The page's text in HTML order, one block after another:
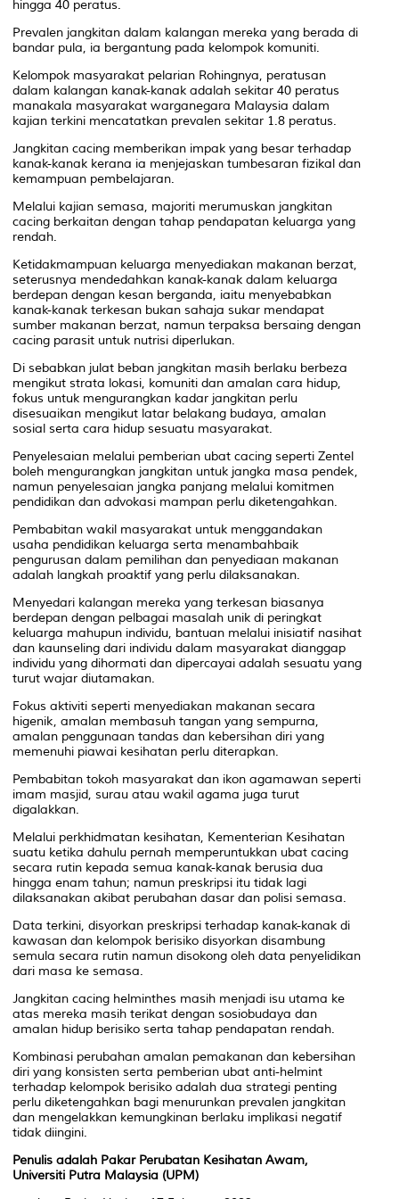
hingga 40 peratus.
Prevalen jangkitan dalam kalangan mereka yang berada di
bandar pula, ia bergantung pada kelompok komuniti.
Kelompok masyarakat pelarian Rohingnya, peratusan
dalam kalangan kanak-kanak adalah sekitar 40 peratus
manakala masyarakat warganegara Malaysia dalam
kajian terkini mencatatkan prevalen sekitar 1.8 peratus.
Jangkitan cacing memberikan impak yang besar terhadap
kanak-kanak kerana ia menjejaskan tumbesaran fizikal dan
kemampuan pembelajaran.
Melalui kajian semasa, majoriti merumuskan jangkitan
cacing berkaitan dengan tahap pendapatan keluarga yang
rendah.
Ketidakmampuan keluarga menyediakan makanan berzat,
seterusnya mendedahkan kanak-kanak dalam keluarga
berdepan dengan kesan berganda, iaitu menyebabkan
kanak-kanak terkesan bukan sahaja sukar mendapat
sumber makanan berzat, namun terpaksa bersaing dengan
cacing parasit untuk nutrisi diperlukan.
Di sebabkan julat beban jangkitan masih berlaku berbeza
mengikut strata lokasi, komuniti dan amalan cara hidup,
fokus untuk mengurangkan kadar jangkitan perlu
disesuaikan mengikut latar belakang budaya, amalan
sosial serta cara hidup sesuatu masyarakat.
Penyelesaian melalui pemberian ubat cacing seperti Zentel
boleh mengurangkan jangkitan untuk jangka masa pendek,
namun penyelesaian jangka panjang melalui komitmen
pendidikan dan advokasi mampan perlu diketengahkan.
Pembabitan wakil masyarakat untuk menggandakan
usaha pendidikan keluarga serta menambahbaik
pengurusan dalam pemilihan dan penyediaan makanan
adalah langkah proaktif yang perlu dilaksanakan.
Menyedari kalangan mereka yang terkesan biasanya
berdepan dengan pelbagai masalah unik di peringkat
keluarga mahupun individu, bantuan melalui inisiatif nasihat
dan kaunseling dari individu dalam masyarakat dianggap
individu yang dihormati dan dipercayai adalah sesuatu yang
turut wajar diutamakan.
Fokus aktiviti seperti menyediakan makanan secara
higenik, amalan membasuh tangan yang sempurna,
amalan penggunaan tandas dan kebersihan diri yang
memenuhi piawai kesihatan perlu diterapkan.
Pembabitan tokoh masyarakat dan ikon agamawan seperti
imam masjid, surau atau wakil agama juga turut
digalakkan.
Melalui perkhidmatan kesihatan, Kementerian Kesihatan
suatu ketika dahulu pernah memperuntukkan ubat cacing
secara rutin kepada semua kanak-kanak berusia dua
hingga enam tahun; namun preskripsi itu tidak lagi
dilaksanakan akibat perubahan dasar dan polisi semasa.
Data terkini, disyorkan preskripsi terhadap kanak-kanak di
kawasan dan kelompok berisiko disyorkan disambung
semula secara rutin namun disokong oleh data penyelidikan
dari masa ke semasa.
Jangkitan cacing helminthes masih menjadi isu utama ke
atas mereka masih terikat dengan sosiobudaya dan
amalan hidup berisiko serta tahap pendapatan rendah.
Kombinasi perubahan amalan pemakanan dan kebersihan
diri yang konsisten serta pemberian ubat anti-helmint
terhadap kelompok berisiko adalah dua strategi penting
perlu diketengahkan bagi menurunkan prevalen jangkitan
dan mengelakkan kemungkinan berlaku implikasi negatif
tidak diingini.
Penulis adalah Pakar Perubatan Kesihatan Awam,
Universiti Putra Malaysia (UPM)